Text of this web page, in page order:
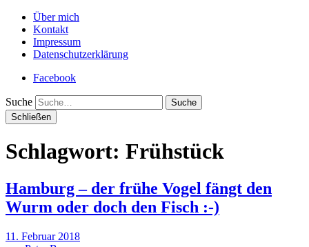
Über mich
Kontakt
Impressum
Datenschutzerklärung
Facebook
Suche
Schließen
Schlagwort: Frühstück
Hamburg – der frühe Vogel fängt den
Wurm oder doch den Fisch :-)
11. Februar 2018